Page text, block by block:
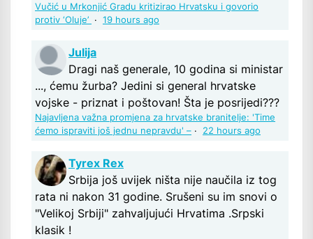
Vučić u Mrkonjić Gradu kritizirao Hrvatsku i govorio
protiv ‘Oluje’ · 19 hours ago
Julija
Dragi naš generale, 10 godina si ministar
..., ćemu žurba? Jedini si general hrvatske
vojske - priznat i poštovan! Šta je posrijedi???
Najavljena važna promjena za hrvatske branitelje: 'Time
ćemo ispraviti još jednu nepravdu' – · 22 hours ago
Tyrex Rex
Srbija još uvijek ništa nije naučila iz tog
rata ni nakon 31 godine. Srušeni su im snovi o
"Velikoj Srbiji" zahvaljujući Hrvatima .Srpski
klasik !